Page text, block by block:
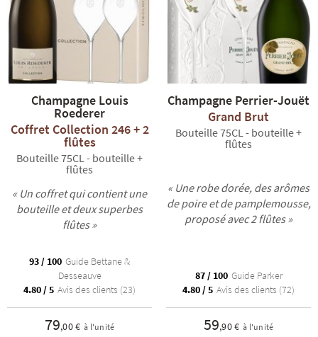
NOS COFFRETS DÉCOUVERTES NOS MEILLEURES VENTES NOS
Champagne Louis
Roederer
Coffret Collection 246 + 2
flûtes
Bouteille 75CL - bouteille +
flûtes
« Un coffret qui contient une
bouteille et deux superbes
flûtes »
93 / 100 Guide Bettane &
Desseauve
4.80 / 5 Avis des clients (23)
79,00 € à l'unité
Champagne Perrier-Jouët
Grand Brut
Bouteille 75CL - bouteille +
flûtes
« Une robe dorée, des arômes
de poire et de pamplemousse,
proposé avec 2 flûtes »
87 / 100 Guide Parker
4.80 / 5 Avis des clients (72)
59,90 € à l'unité